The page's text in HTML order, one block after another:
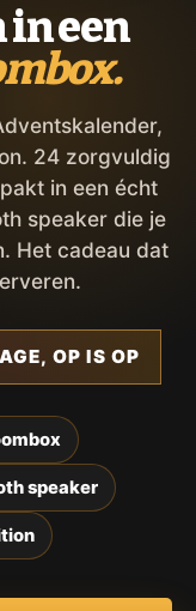
een
24 zorgvuldig
in een écht
speaker die je
Het cadeau dat
OP IS OP
speaker